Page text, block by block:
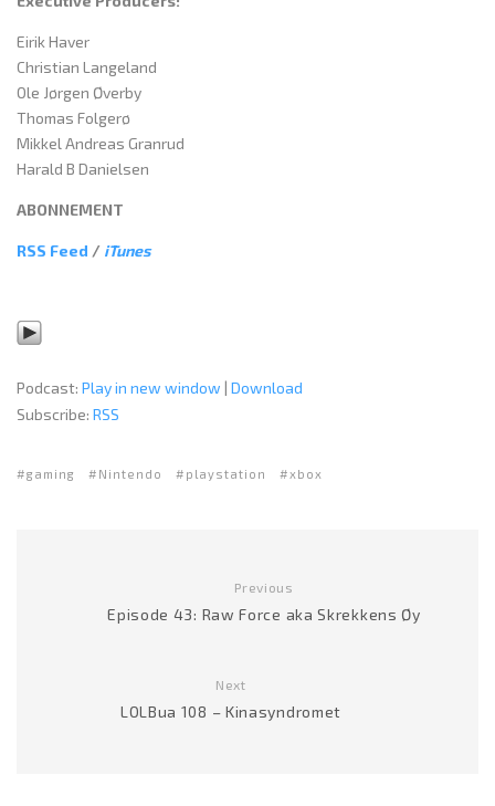
Eirik Haver
Christian Langeland
Ole Jørgen Øverby
Thomas Folgerø
Mikkel Andreas Granrud
Harald B Danielsen
ABONNEMENT
RSS Feed / iTunes
Podcast: Play in new window | Download
Subscribe: RSS
gaming Nintendo playstation xbox
Previous
Episode 43: Raw Force aka Skrekkens Øy
Next
LOLBua 108 – Kinasyndromet